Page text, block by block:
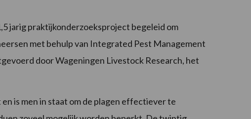
jarig praktijkonderzoeksproject begeleid om
met behulp van Integrated Pest Management
door Wageningen Livestock Research, het
is men in staat om de plagen effectiever te